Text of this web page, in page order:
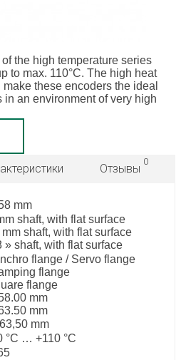
the high temperature series
to max. 110°C. The high heat
these encoders the ideal
an environment of very high
Отзывы
0
mm
shaft, with flat surface
mm shaft, with flat surface
» shaft, with flat surface
flange / Servo flange
flange
flange
mm
mm
mm
°C … +110 °C